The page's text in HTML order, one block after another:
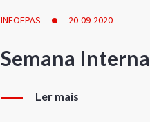
INFOFPAS 20-09-2020
Semana
Ler mais